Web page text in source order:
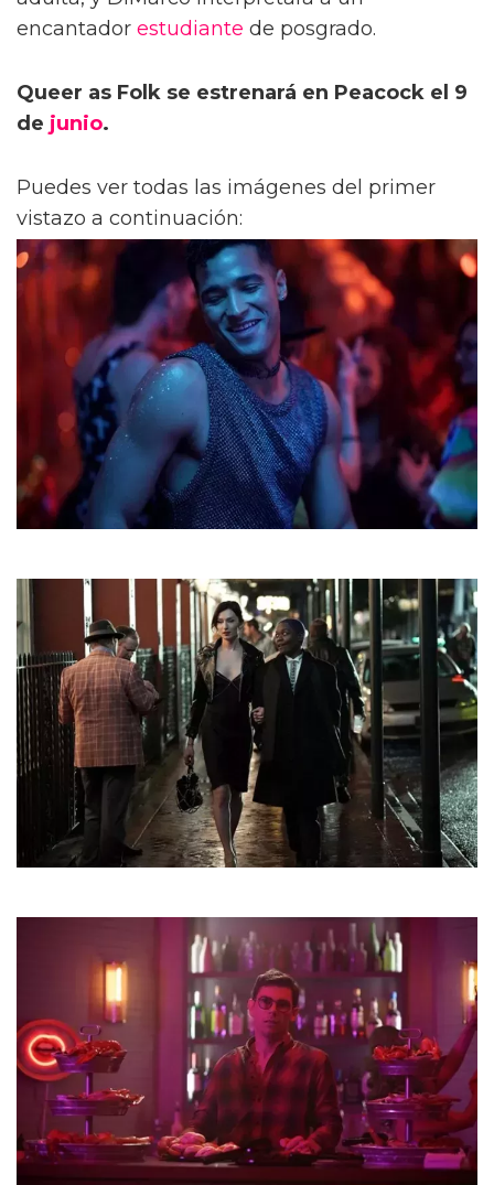
encantador estudiante de posgrado.
Queer as Folk se estrenará en Peacock el 9
de junio.
Puedes ver todas las imágenes del primer
vistazo a continuación: